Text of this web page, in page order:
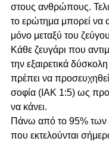
στους ανθρώπους.
το ερώτημα μπορεί να
μόνο μεταξύ του
Κάθε ζευγάρι που
την εξαιρετικά
πρέπει να
σοφία (ΙΑΚ 1:5) ως
να κάνει.
Πάνω από το 95%
που εκτελούνται